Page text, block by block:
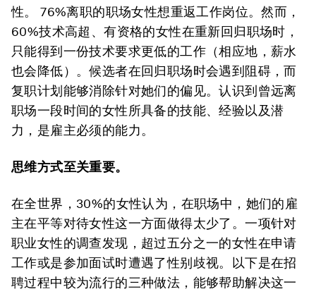
性。 76%离职的职场女性想重返工作岗位。然而，
60%技术高超、有资格的女性在重新回归职场时，
只能得到一份技术要求更低的工作（相应地，薪水
也会降低）。候选者在回归职场时会遇到阻碍，而
复职计划能够消除针对她们的偏见。认识到曾远离
职场一段时间的女性所具备的技能、经验以及潜
力，是雇主必须的能力。
思维方式至关重要。
在全世界，30%的女性认为，在职场中，她们的雇
主在平等对待女性这一方面做得太少了。一项针对
职业女性的调查发现，超过五分之一的女性在申请
工作或是参加面试时遭遇了性别歧视。以下是在招
聘过程中较为流行的三种做法，能够帮助解决这一